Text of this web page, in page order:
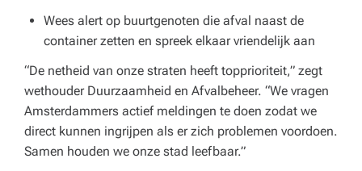
Wees alert op buurtgenoten die afval naast de
container zetten en spreek elkaar vriendelijk aan
“De netheid van onze straten heeft topprioriteit,” zegt
wethouder Duurzaamheid en Afvalbeheer. “We vragen
Amsterdammers actief meldingen te doen zodat we
direct kunnen ingrijpen als er zich problemen voordoen.
Samen houden we onze stad leefbaar.”